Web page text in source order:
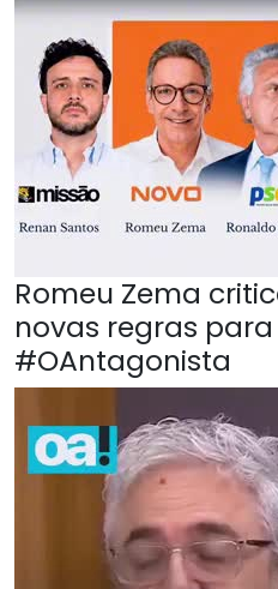
Romeu Zema
novas regras para
#OAntagonista